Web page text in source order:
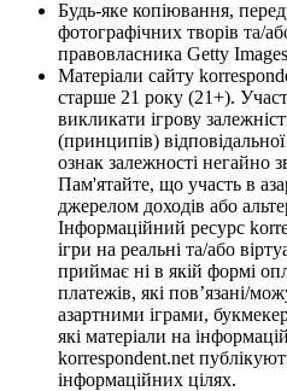
Будь-яке копіювання,
фотографічних творів та/
правовласника Getty
Матеріали сайту
старше 21 року (21+).
викликати ігрову
(принципів)
ознак залежності негайно
Пам'ятайте, що участь в
джерелом доходів або
Інформаційний ресурс
ігри на реальні та/або
приймає ні в якій формі
платежів, які пов’язані/
азартними іграми,
які матеріали на
korrespondent.net
інформаційних цілях.